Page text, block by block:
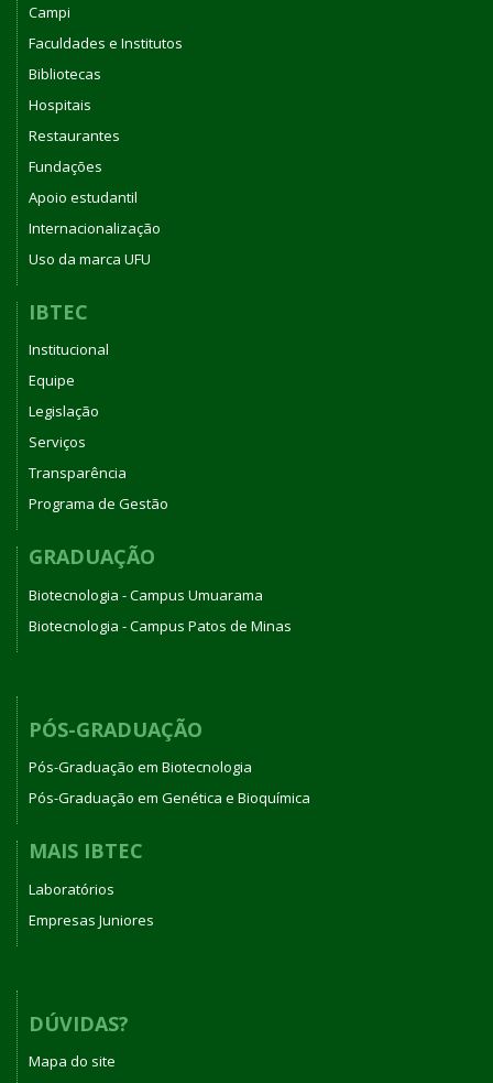
Campi
Faculdades e Institutos
Bibliotecas
Hospitais
Restaurantes
Fundações
Apoio estudantil
Internacionalização
Uso da marca UFU
IBTEC
Institucional
Equipe
Legislação
Serviços
Transparência
Programa de Gestão
GRADUAÇÃO
Biotecnologia - Campus Umuarama
Biotecnologia - Campus Patos de Minas
PÓS-GRADUAÇÃO
Pós-Graduação em Biotecnologia
Pós-Graduação em Genética e Bioquímica
MAIS IBTEC
Laboratórios
Empresas Juniores
DÚVIDAS?
Mapa do site